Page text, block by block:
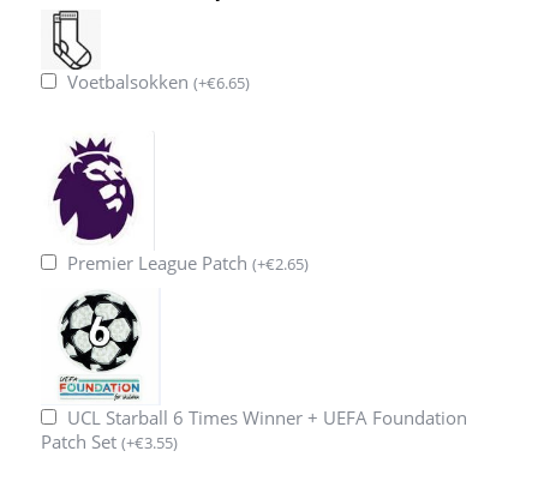
Voetbalsokken (+€6.65)
Premier League Patch (+€2.65)
UCL Starball 6 Times Winner + UEFA Foundation
Patch Set (+€3.55)